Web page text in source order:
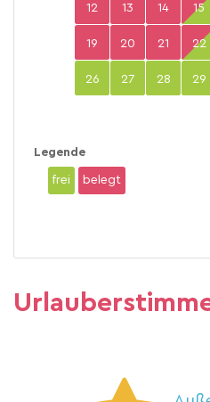
12 13 14 15
19 20 21 22
26 27 28 29
Legende
frei belegt